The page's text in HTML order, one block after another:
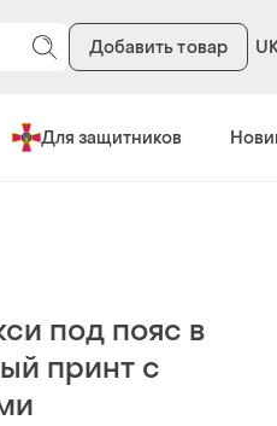
Добавить товар
Для защитников
под пояс в
принт с